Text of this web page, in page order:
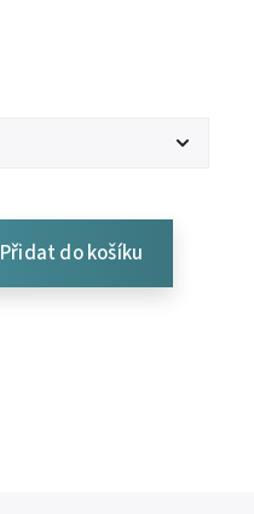
Přidat do košíku